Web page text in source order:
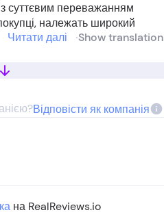
суттєвим переважанням
належать широкий
швидкого оформлення
про MAKEUP регулярно
видалення негативних
парфумерії та косметики,
попри наявність
розчаруванням
з актуальними
Читати далі Show translation
Відповісти як компанія
на RealReviews.io